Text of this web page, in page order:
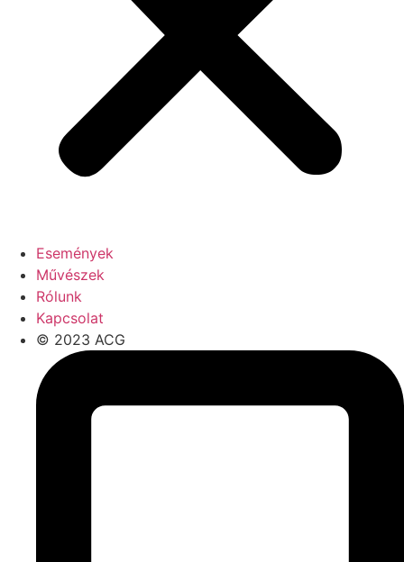
Események
Művészek
Rólunk
Kapcsolat
© 2023 ACG